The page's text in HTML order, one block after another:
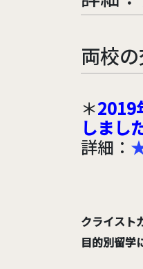
両校
＊2019
しまし
詳細：
クライスト
目的別留学